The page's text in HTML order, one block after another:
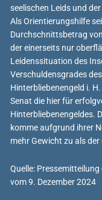
seelischen Leids und
Als Orientierungshilfe
Durchschnittsbetrag
der einerseits nur
Leidenssituation des
Verschuldensgrades
Hinterbliebenengeld i.
Senat die hier für
Hinterbliebenengeldes.
komme aufgrund ihrer
mehr Gewicht zu als
Quelle:
vom 9. Dezember 2024